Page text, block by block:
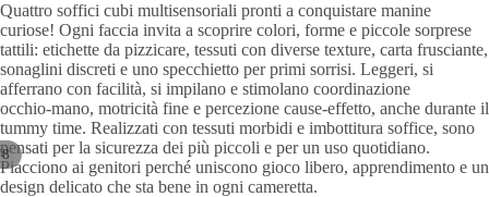
8
Quattro soffici cubi multisensoriali pronti a conquistare manine
curiose! Ogni faccia invita a scoprire colori, forme e piccole sorprese
tattili: etichette da pizzicare, tessuti con diverse texture, carta frusciante,
sonaglini discreti e uno specchietto per primi sorrisi. Leggeri, si
afferrano con facilità, si impilano e stimolano coordinazione
occhio‑mano, motricità fine e percezione cause‑effetto, anche durante il
tummy time. Realizzati con tessuti morbidi e imbottitura soffice, sono
pensati per la sicurezza dei più piccoli e per un uso quotidiano.
Piacciono ai genitori perché uniscono gioco libero, apprendimento e un
design delicato che sta bene in ogni cameretta.